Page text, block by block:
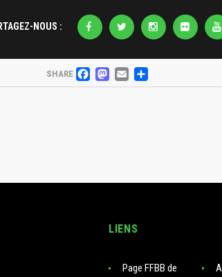
SHARE
FACEBOOK
MASTODON
EMAIL
LIENS
Page FFBB de